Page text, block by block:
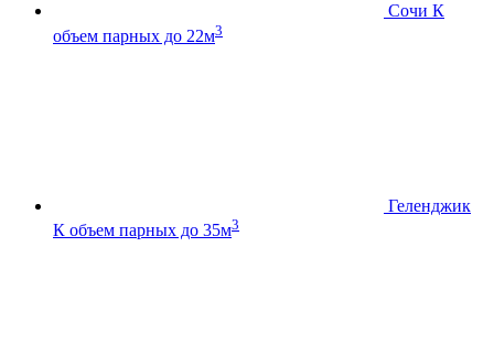
Сочи К
объем парных до 22м3
Геленджик
К объем парных до 35м3